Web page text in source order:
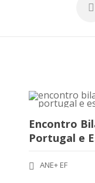
Encontro
Portugal e
ANE+ EF